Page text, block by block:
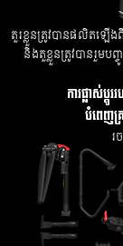
តួរខ្លួនត្រូវបានផលិតឡើ
និងតួខ្លួនត្រូវបានរួមប
ការផ្លាស់ប្តូ
បំពេញគ្
រ